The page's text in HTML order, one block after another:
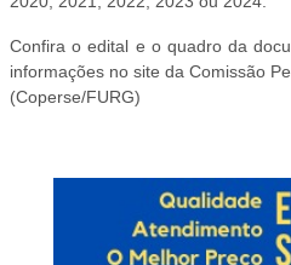
Confira o edital e o quadro da
informações no site da Comissão
(Coperse/FURG)